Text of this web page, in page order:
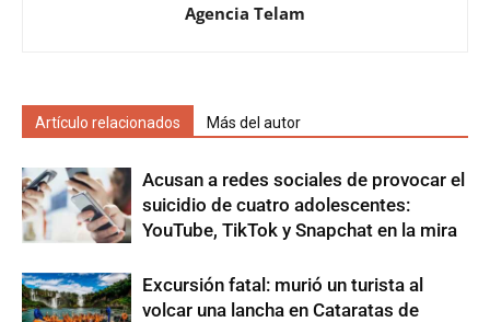
Agencia Telam
Artículo relacionados Más del autor
Acusan a redes sociales de provocar el
suicidio de cuatro adolescentes:
YouTube, TikTok y Snapchat en la mira
Excursión fatal: murió un turista al
volcar una lancha en Cataratas de